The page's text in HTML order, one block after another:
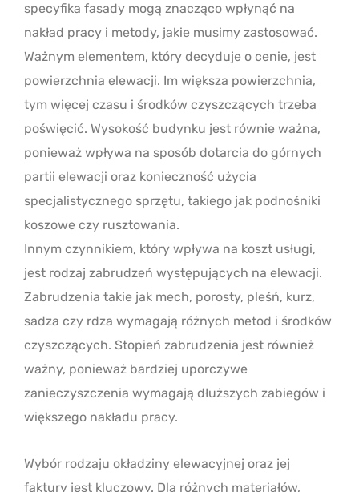
specyfika fasady mogą znacząco wpłynąć na
nakład pracy i metody, jakie musimy zastosować.
Ważnym elementem, który decyduje o cenie, jest
powierzchnia elewacji. Im większa powierzchnia,
tym więcej czasu i środków czyszczących trzeba
poświęcić. Wysokość budynku jest równie ważna,
ponieważ wpływa na sposób dotarcia do górnych
partii elewacji oraz konieczność użycia
specjalistycznego sprzętu, takiego jak podnośniki
koszowe czy rusztowania.
Innym czynnikiem, który wpływa na koszt usługi,
jest rodzaj zabrudzeń występujących na elewacji.
Zabrudzenia takie jak mech, porosty, pleśń, kurz,
sadza czy rdza wymagają różnych metod i środków
czyszczących. Stopień zabrudzenia jest również
ważny, ponieważ bardziej uporczywe
zanieczyszczenia wymagają dłuższych zabiegów i
większego nakładu pracy.
Wybór rodzaju okładziny elewacyjnej oraz jej
faktury jest kluczowy. Dla różnych materiałów,